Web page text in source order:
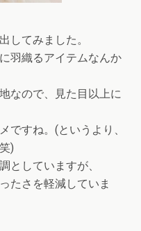
してみました。
羽織るアイテムなんか
なので、見た目以上に
ですね。(というより、
)
としていますが、
たさを軽減していま